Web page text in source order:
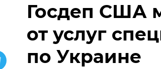
Госдеп США
от услуг
по Украине